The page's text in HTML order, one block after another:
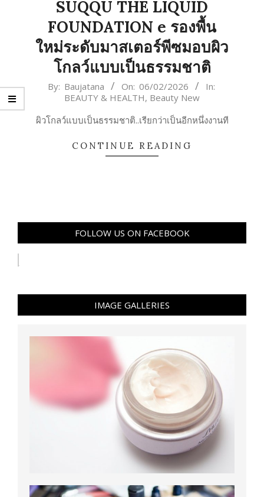
SUQQU THE LIQUID
FOUNDATION e รองพื้น
ใหม่ระดับมาสเตอร์พีซมอบผิว
โกลว์แบบเป็นธรรมชาติ
2026-
06
By: Baujatana On: 06/02/2026
In:
BEAUTY & HEALTH, Beauty New
ผิวโกลว์แบบเป็นธรรมชาติ..เรียกว่าเป็นอีกหนึ่งงานที
CONTINUE READING
FOLLOW US ON FACEBOOK
IMAGE GALLERIES